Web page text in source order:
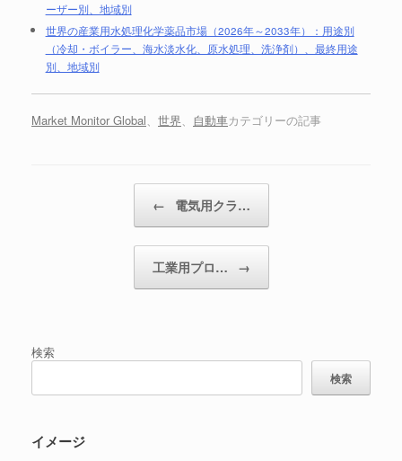
ーザー別、地域別
世界の産業用水処理化学薬品市場（2026年～2033年）：用途別
（冷却・ボイラー、海水淡水化、原水処理、洗浄剤）、最終用途
別、地域別
Market Monitor Global、 世界、 自動車カテゴリーの記事
← 電気用クラ…
工業用プロ… →
検索
検索
イメージ